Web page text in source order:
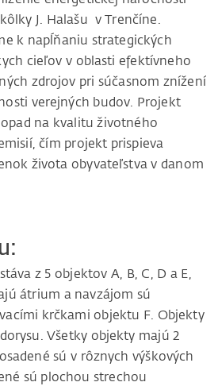
J. Halašu v Trenčíne.
k napĺňaniu strategických
cieľov v oblasti efektívneho
zdrojov pri súčasnom znížení
verejných budov. Projekt
na kvalitu životného
čím projekt prispieva
života obyvateľstva v danom
z 5 objektov A, B, C, D a E,
átrium a navzájom sú
krčkami objektu F. Objekty
Všetky objekty majú 2
sú v rôznych výškových
sú plochou strechou